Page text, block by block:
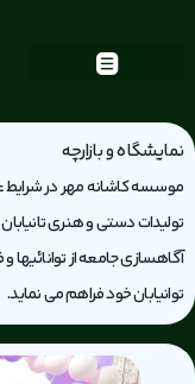
نمایشگاه و بازارچه
موسسه کاشانه مهر در شرایط
تولیدات دستی و هنری
آگاه­سازی جامعه از توانائیها
توانیابان خود فراهم می نماید.